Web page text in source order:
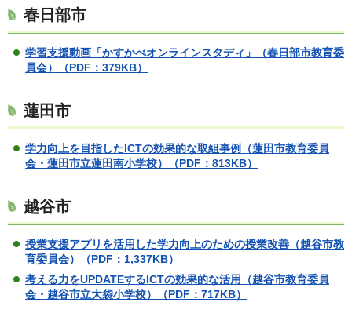
春日部市
学習支援動画「かすかべオンラインスタディ」（春日部市教育委
員会）
（PDF：379KB）
蓮田市
学力向上を目指したICTの効果的な取組事例（蓮田市教育委員
会・蓮田市立蓮田南小学校）（PDF：813KB）
越谷市
授業支援アプリを活用した学力向上のための授業改善（越谷市教
育委員会）
（PDF：1,337KB）
考える力をUPDATEするICTの効果的な活用（越谷市教育委員
会・越谷市立大袋小学校）
（PDF：717KB）